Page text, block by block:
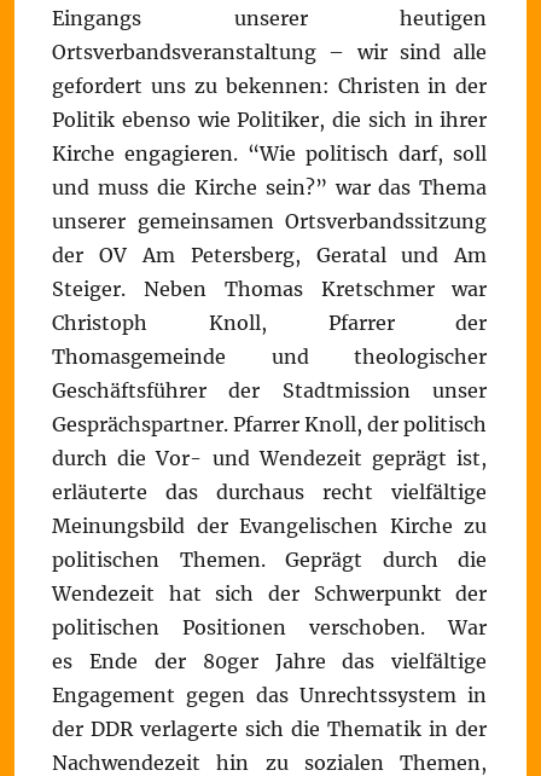
Eingangs unserer heutigen
Ortsverbandsveranstaltung – wir sind alle
gefordert uns zu bekennen: Christen in der
Politik ebenso wie Politiker, die sich in ihrer
Kirche engagieren. “Wie politisch darf, soll
und muss die Kirche sein?” war das Thema
unserer gemeinsamen Ortsverbandssitzung
der OV Am Petersberg, Geratal und Am
Steiger. Neben Thomas Kretschmer war
Christoph Knoll, Pfarrer der
Thomasgemeinde und theologischer
Geschäftsführer der Stadtmission unser
Gesprächspartner. Pfarrer Knoll, der politisch
durch die Vor- und Wendezeit geprägt ist,
erläuterte das durchaus recht vielfältige
Meinungsbild der Evangelischen Kirche zu
politischen Themen. Geprägt durch die
Wendezeit hat sich der Schwerpunkt der
politischen Positionen verschoben. War
es Ende der 80ger Jahre das vielfältige
Engagement gegen das Unrechtssystem in
der DDR verlagerte sich die Thematik in der
Nachwendezeit hin zu sozialen Themen,